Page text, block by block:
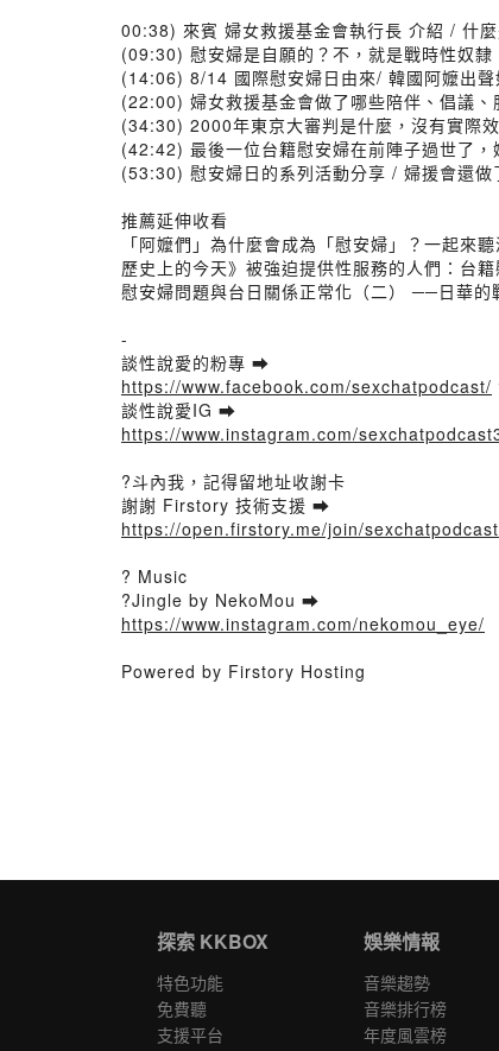
00:38) 來賓 婦女救援基金會執行長 介紹 / 什
(09:30) 慰安婦是自願的？不，就是戰時性奴隸
(14:06) 8/14 國際慰安婦日由來/ 韓國阿嬤出
(22:00) 婦女救援基金會做了哪些陪伴、倡議
(34:30) 2000年東京大審判是什麼，沒有實際
(42:42) 最後一位台籍慰安婦在前陣子過世了
(53:30) 慰安婦日的系列活動分享 / 婦援會還做
推薦延伸收看
「阿嬤們」為什麼會成為「慰安婦」？一起來
歷史上的今天》被強迫提供性服務的人們：台
慰安婦問題與台日關係正常化（二） ──日華的
-
談性說愛的粉專 ➡️
https://www.facebook.com/sexchatpodcast/
談性說愛IG ➡️
https://www.instagram.com/
?斗內我，記得留地址收謝卡
謝謝 Firstory 技術支援 ➡️
https://open.firstory.me/join/sexchatpodcast
? Music
?Jingle by NekoMou ➡️
https://www.instagram.com/nekomou_eye/
Powered by Firstory Hosting
探索 KKBOX
特色功能
免費聽
支援平台
娛樂情報
音樂趨勢
音樂排行榜
年度風雲榜